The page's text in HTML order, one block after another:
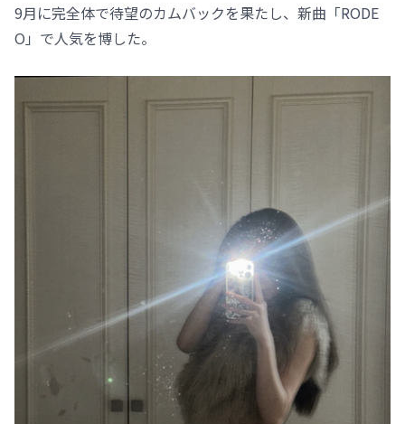
9月に完全体で待望のカムバックを果たし、新曲「RODE
O」で人気を博した。